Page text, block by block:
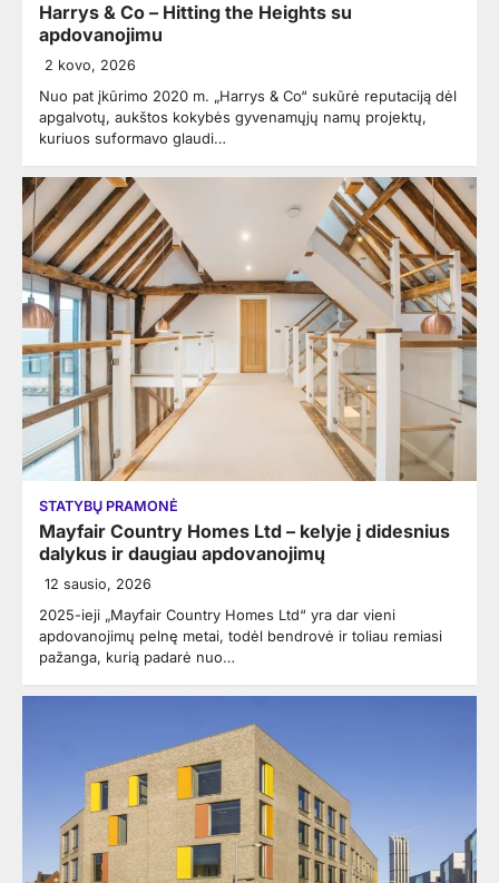
Harrys & Co – Hitting the Heights su
apdovanojimu
2 kovo, 2026
Nuo pat įkūrimo 2020 m. „Harrys & Co“ sukūrė reputaciją dėl
apgalvotų, aukštos kokybės gyvenamųjų namų projektų,
kuriuos suformavo glaudi…
STATYBŲ PRAMONĖ
Mayfair Country Homes Ltd – kelyje į didesnius
dalykus ir daugiau apdovanojimų
12 sausio, 2026
2025-ieji „Mayfair Country Homes Ltd“ yra dar vieni
apdovanojimų pelnę metai, todėl bendrovė ir toliau remiasi
pažanga, kurią padarė nuo…